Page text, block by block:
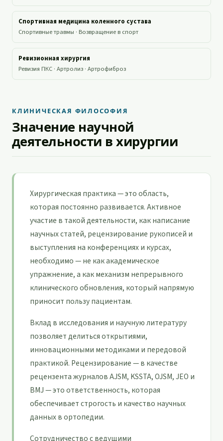
Спортивная медицина коленного сустава
Спортивные травмы · Возвращение в спорт
Ревизионная хирургия
Ревизия ПКС · Артролиз · Артрофиброз
КЛИНИЧЕСКАЯ ФИЛОСОФИЯ
Значение научной
деятельности в хирургии
Хирургическая практика — это область,
которая постоянно развивается. Активное
участие в такой деятельности, как написание
научных статей, рецензирование рукописей и
выступления на конференциях и курсах,
необходимо — не как академическое
упражнение, а как механизм непрерывного
клинического обновления, который напрямую
приносит пользу пациентам.
Вклад в исследования и научную литературу
позволяет делиться открытиями,
инновационными методиками и передовой
практикой. Рецензирование — в качестве
рецензента журналов AJSM, KSSTA, OJSM, JEO и
BMJ — это ответственность, которая
обеспечивает строгость и качество научных
данных в ортопедии.
Сотрудничество с ведущими